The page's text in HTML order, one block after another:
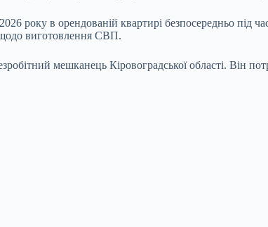
року в орендованій квартирі безпосередньо під
щодо виготовлення СВП.
мешканець Кіровоградської області. Він